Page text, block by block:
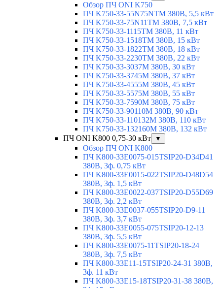
Обзор ПЧ ONI K750
ПЧ K750-33-55N75NTM 380В, 5,5 кВт
ПЧ K750-33-75N11TM 380В, 7,5 кВт
ПЧ K750-33-1115TM 380В, 11 кВт
ПЧ K750-33-1518TM 380В, 15 кВт
ПЧ K750-33-1822TM 380В, 18 кВт
ПЧ K750-33-2230TM 380В, 22 кВт
ПЧ K750-33-3037M 380В, 30 кВт
ПЧ K750-33-3745M 380В, 37 кВт
ПЧ K750-33-4555M 380В, 45 кВт
ПЧ K750-33-5575M 380В, 55 кВт
ПЧ K750-33-7590M 380В, 75 кВт
ПЧ K750-33-90110M 380В, 90 кВт
ПЧ K750-33-110132M 380В, 110 кВт
ПЧ K750-33-132160M 380В, 132 кВт
ПЧ ONI K800 0,75-30 кВт
▼
Обзор ПЧ ONI K800
ПЧ K800-33E0075-015TSIP20-D34D41
380В, 3ф. 0,75 кВт
ПЧ K800-33E0015-022TSIP20-D48D54
380В, 3ф. 1,5 кВт
ПЧ K800-33E0022-037TSIP20-D55D69
380В, 3ф. 2,2 кВт
ПЧ K800-33E0037-055TSIP20-D9-11
380В, 3ф. 3,7 кВт
ПЧ K800-33E0055-075TSIP20-12-13
380В, 3ф. 5,5 кВт
ПЧ K800-33E0075-11TSIP20-18-24
380В, 3ф. 7,5 кВт
ПЧ K800-33E11-15TSIP20-24-31 380В,
3ф. 11 кВт
ПЧ K800-33E15-18TSIP20-31-38 380В,